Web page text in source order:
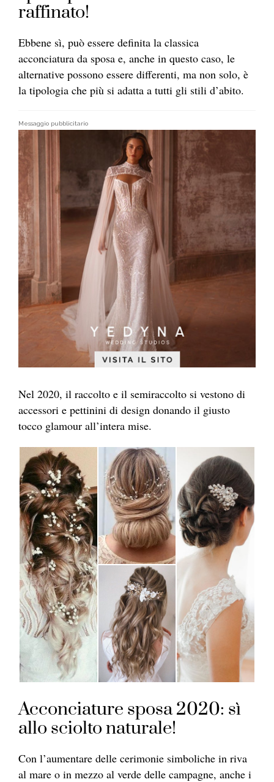
raffinato!
Ebbene sì, può essere definita la classica
acconciatura da sposa e, anche in questo caso, le
alternative possono essere differenti, ma non solo, è
la tipologia che più si adatta a tutti gli stili d’abito.
Messaggio pubblicitario
Nel 2020, il raccolto e il semiraccolto si vestono di
accessori e pettinini di design donando il giusto
tocco glamour all’intera mise.
Acconciature sposa 2020: sì
allo sciolto naturale!
Con l’aumentare delle cerimonie simboliche in riva
al mare o in mezzo al verde delle campagne, anche i